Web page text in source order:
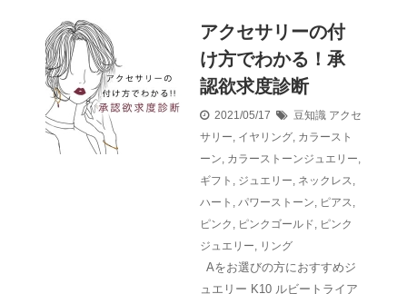
アクセサリーの付
け方でわかる！承
認欲求度診断
2021/05/17 豆知識 アクセ
サリー, イヤリング, カラースト
ーン, カラーストーンジュエリー,
ギフト , ジュエリー, ネックレス,
ハート , パワーストーン, ピアス,
ピンク , ピンクゴールド, ピンク
ジュエリー, リング
Aをお選びの方におすすめジ
ュエリー K10 ルビートライア